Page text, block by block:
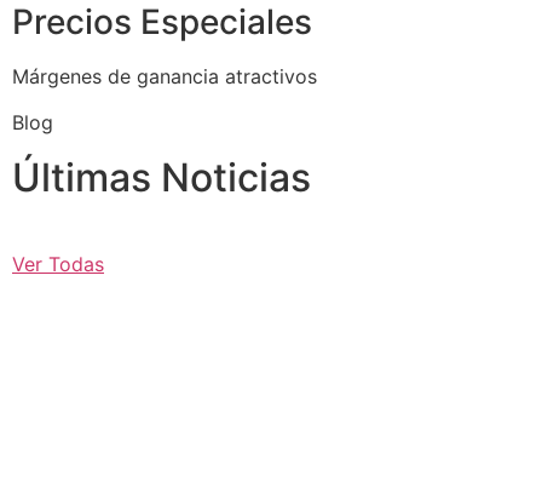
Precios Especiales
Márgenes de ganancia atractivos
Blog
Últimas Noticias
Ver Todas